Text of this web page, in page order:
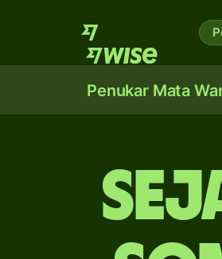
Penukar Mata